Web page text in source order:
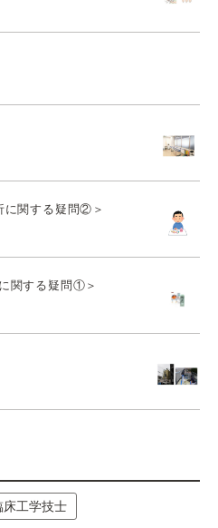
関する疑問②＞
関する疑問①＞
床工学技士